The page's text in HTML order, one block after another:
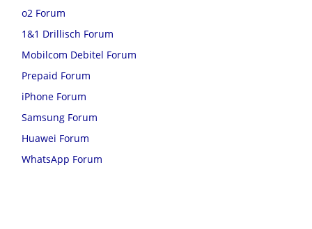
o2 Forum
1&1 Drillisch Forum
Mobilcom Debitel Forum
Prepaid Forum
iPhone Forum
Samsung Forum
Huawei Forum
WhatsApp Forum